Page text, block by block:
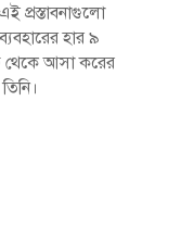
প্রস্তাবনাগুলো
হার ৯
থেকে আসা করের